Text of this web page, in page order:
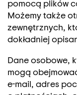
pomocą plików
Możemy także
zewnętrznych,
dokładniej
Dane osobowe,
mogą
e-mail, adres